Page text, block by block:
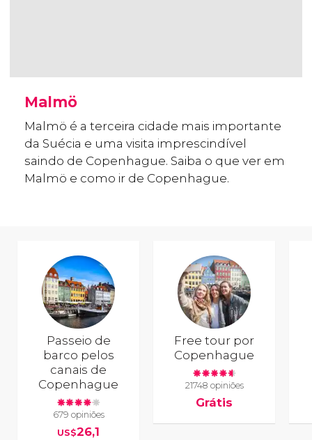
Malmö
Malmö é a terceira cidade mais importante
da Suécia e uma visita imprescindível
saindo de Copenhague. Saiba o que ver em
Malmö e como ir de Copenhague.
Passeio de
barco pelos
canais de
Copenhague
679 opiniões
US$26,1
Free tour por
Copenhague
21748 opiniões
Grátis